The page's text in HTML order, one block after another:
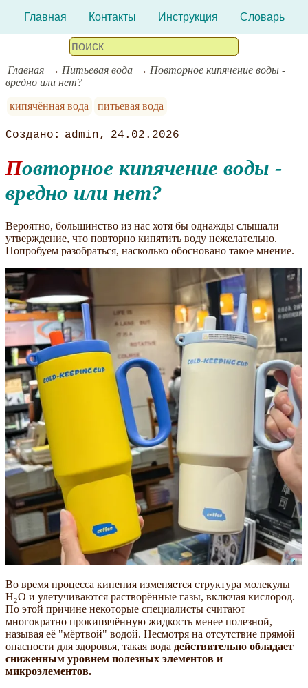
Главная Контакты Инструкция Словарь
Главная Питьевая вода
Повторное кипячение воды -
вредно или нет?
кипячённая вода
питьевая вода
admin 24.02.2026
Повторное кипячение воды -
вредно или нет?
Вероятно, большинство из нас хотя бы однажды слышали
утверждение, что повторно кипятить воду нежелательно.
Попробуем разобраться, насколько обосновано такое мнение.
Во время процесса кипения изменяется структура молекулы
H₂O и улетучиваются растворённые газы, включая кислород.
По этой причине некоторые специалисты считают
многократно прокипячённую жидкость менее полезной,
называя её "мёртвой" водой. Несмотря на отсутствие прямой
опасности для здоровья, такая вода действительно обладает
сниженным уровнем полезных элементов и
микроэлементов.